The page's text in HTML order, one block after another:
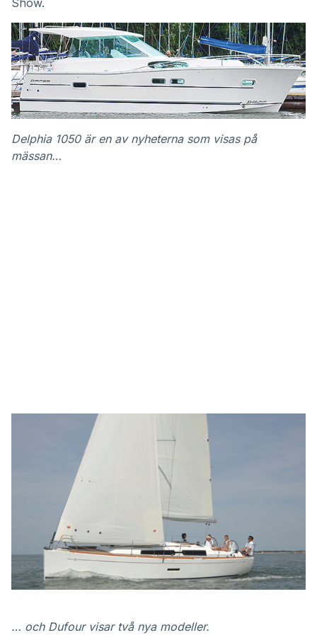
Show.
Delphia 1050 är en av nyheterna som visas på
mässan…
… och Dufour visar två nya modeller.